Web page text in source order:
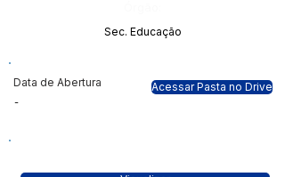
Sec. Educação
Data de Abertura
-
Acessar Pasta no Drive